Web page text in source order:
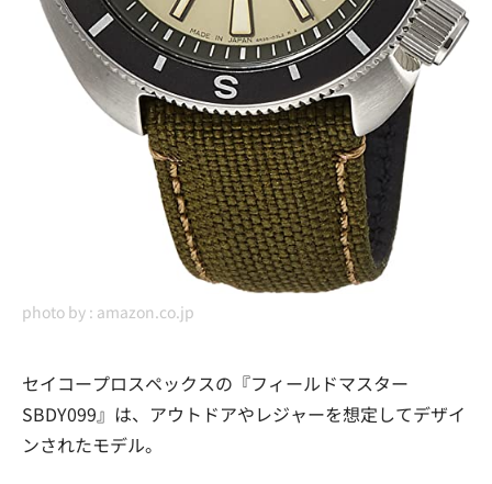
photo by : amazon.co.jp
セイコープロスペックスの『フィールドマスター
SBDY099』は、アウトドアやレジャーを想定してデザイ
ンされたモデル。